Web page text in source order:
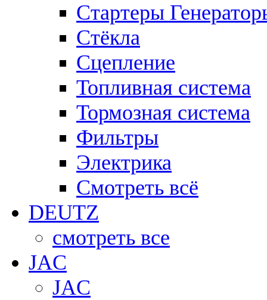
Стартеры
Стёкла
Сцепление
Топливная система
Тормозная система
Фильтры
Электрика
Смотреть всё
DEUTZ
смотреть все
JAC
JAC